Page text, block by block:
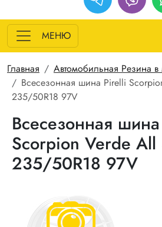
МЕНЮ
Строка навигации
Главная
Автомобильная Резина
Всесезонная шина Pirelli
235/50R18 97V
Всесезонная
Scorpion Verde All
235/50R18 97V